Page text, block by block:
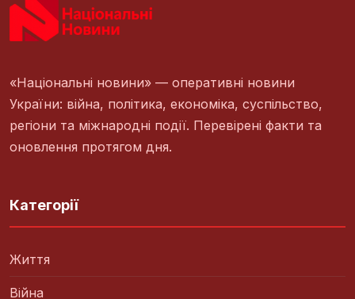
«Національні новини» — оперативні новини
України: війна, політика, економіка, суспільство,
регіони та міжнародні події. Перевірені факти та
оновлення протягом дня.
Категорії
Життя
Війна